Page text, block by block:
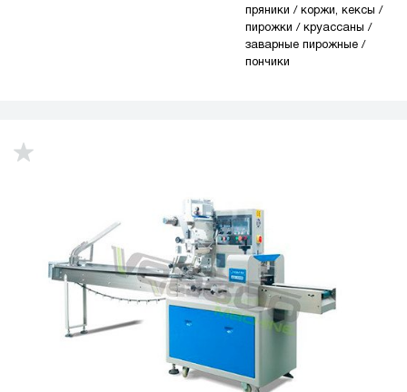
пряники / коржи, кексы /
пирожки / круассаны /
заварные пирожные /
пончики